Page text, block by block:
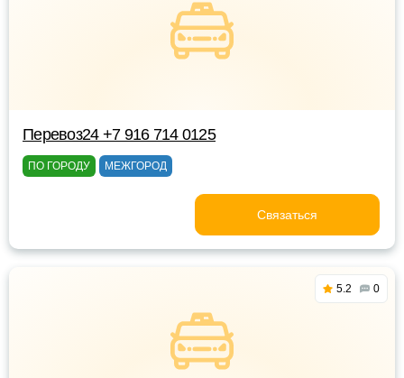
Перевоз24 +7 916 714 0125
ПО ГОРОДУ МЕЖГОРОД
Связаться
5.2 0